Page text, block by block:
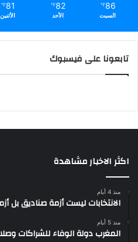
86
℉
السبت
82
℉
الأحد
81
℉
الأثنين
تابعونا على فيسبوك
اكثر الاخبار مشاهدة
منذ 4 أيام
الانتخابات ليست أزمة صناديق بل
منذ 5 أيام
المغرب دولة الوفاء للشراكات